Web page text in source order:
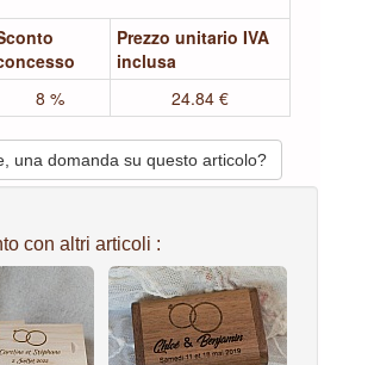
Prezzo unitario IVA
inclusa
8 % 24.84 €
una domanda su questo articolo?
con altri articoli :